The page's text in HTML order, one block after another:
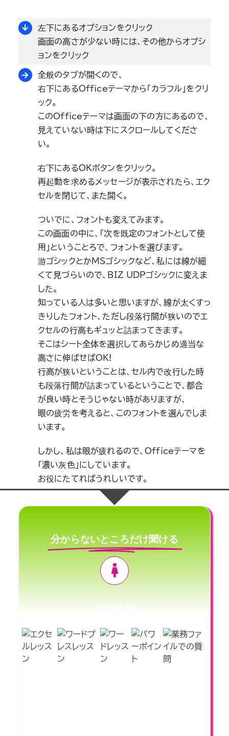
左下にあるオプションをクリック
画面の高さが少ない時には、その他からオプシ
ョンをクリック
全般のタブが開くので、
右下にあるOfficeテーマから「カラフル」をクリ
ック。
このOfficeテーマは画面の下の方にあるので、
見えていない時は下にスクロールしてくださ
い。
右下にあるOKボタンをクリック。
再起動を求めるメッセージが表示されたら、エク
セルを閉じて、また開く。
ついでに、フォントも変えてみます。
この画面の中に、「次を既定のフォントとして使
用」ということろで、フォントを選びます。
游ゴシックとかMSゴシックなど、私には線が細
くて見づらいので、BIZ UDPゴシックに変えま
した。
知っている人は多いと思いますが、線が太くすっ
きりしたフォント、ただし段落行間が狭いのでエ
クセルの行高もギュッと詰まってきます。
そこはシート全体を選択してあらかじめ適当な
高さに伸ばせばOK!
行高が狭いということは、セル内で改行した時
も段落行間が詰まっているということで、都合
が良い時とそうじゃない時がありますが、
眼の疲労を考えると、このフォントを選んでしま
います。
しかし、私は眼が疲れるので、Officeテーマを
「濃い灰色」にしています。
お役にたてればうれしいです。
分からないところだけ聞ける